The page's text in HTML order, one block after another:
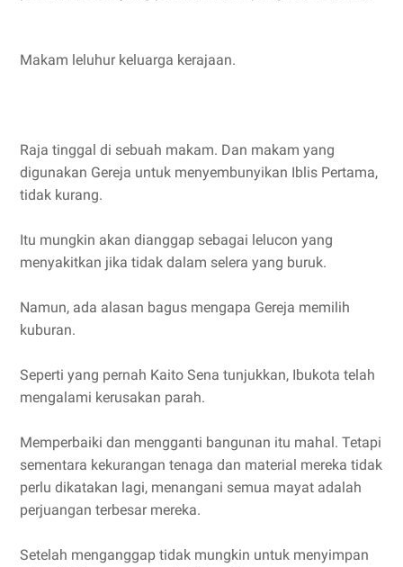
Makam leluhur keluarga kerajaan.
Raja tinggal di sebuah makam. Dan makam yang
digunakan Gereja untuk menyembunyikan Iblis Pertama,
tidak kurang.
Itu mungkin akan dianggap sebagai lelucon yang
menyakitkan jika tidak dalam selera yang buruk.
Namun, ada alasan bagus mengapa Gereja memilih
kuburan.
Seperti yang pernah Kaito Sena tunjukkan, Ibukota telah
mengalami kerusakan parah.
Memperbaiki dan mengganti bangunan itu mahal. Tetapi
sementara kekurangan tenaga dan material mereka tidak
perlu dikatakan lagi, menangani semua mayat adalah
perjuangan terbesar mereka.
Setelah menganggap tidak mungkin untuk menyimpan